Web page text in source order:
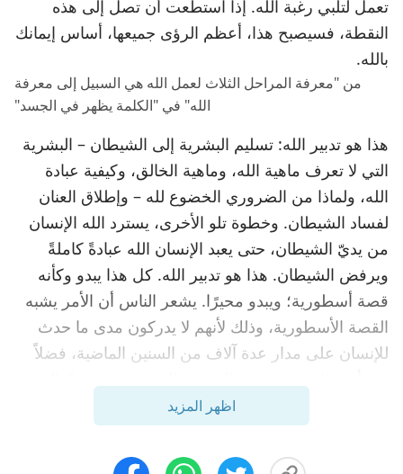
تعمل لتلبي رغبة الله. إذا استطعت أن تصل إلى هذه
النقطة، فسيصبح هذا، أعظم الرؤى جميعها، أساس إيمانك
بالله.
من "معرفة المراحل الثلاث لعمل الله هي السبيل إلى معرفة
الله" في "الكلمة يظهر في الجسد"
هذا هو تدبير الله: تسليم البشرية إلى الشيطان – البشرية
التي لا تعرف ماهية الله، وماهية الخالق، وكيفية عبادة
الله، ولماذا من الضروري الخضوع لله – وإطلاق العنان
لفساد الشيطان. وخطوة تلو الأخرى، يسترد الله الإنسان
من يديّ الشيطان، حتى يعبد الإنسان الله عبادةً كاملةً
ويرفض الشيطان. هذا هو تدبير الله. كل هذا يبدو وكأنه
قصة أسطورية؛ ويبدو محيرًا. يشعر الناس أن الأمر يشبه
القصة الأسطورية، وذلك لأنهم لا يدركون مدى ما حدث
للإنسان على مدار عدة آلاف من السنين الماضية، فضلاً
وفي السماء. إضافة إلى ذلك ذلك، فإن هذا لأنهم لا
يستطيعون تقدير العالم الأكثر إثارة للدهشة والذي يتسبب
في المزيد من الخوف، والذي يمتد إلى ما وراء العالم
اظهر المزيد